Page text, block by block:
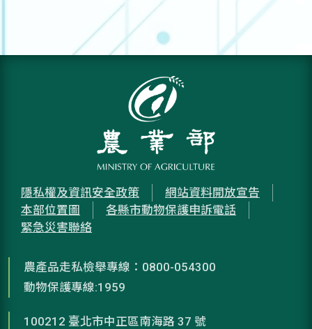
隱私權及資訊安全政策
網站資料開放宣告
本部位置圖
各縣市動物保護申訴電話
緊急災害聯絡
農產品走私檢舉專線：0800-054300
動物保護專線:1959
100212 臺北市中正區南海路 37 號